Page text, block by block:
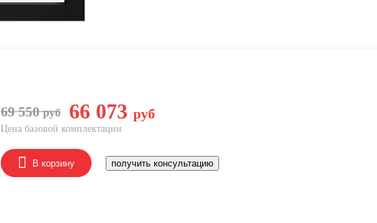
69 550 руб 66 073 руб
Цена базовой комплектации
В корзину получить консультацию